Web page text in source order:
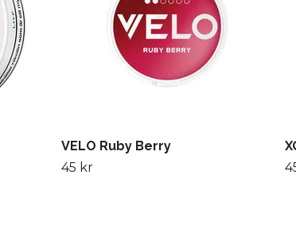
VELO Ruby Berry
45 kr